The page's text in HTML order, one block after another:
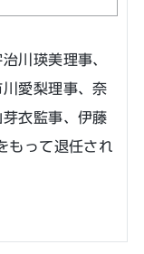
川瑛美理事、
愛梨理事、奈
衣監事、伊藤
もって退任され